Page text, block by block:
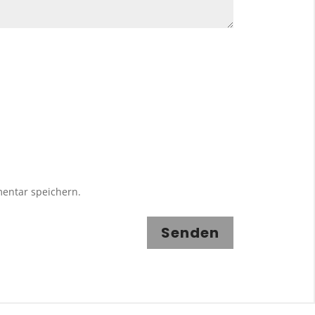
speichern.
Senden